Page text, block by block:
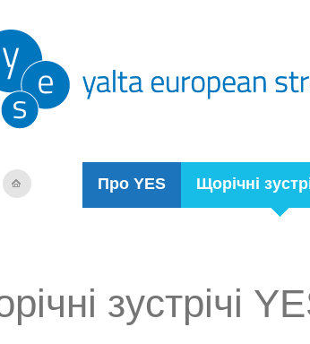
Про YES Щорічні
зустрічі